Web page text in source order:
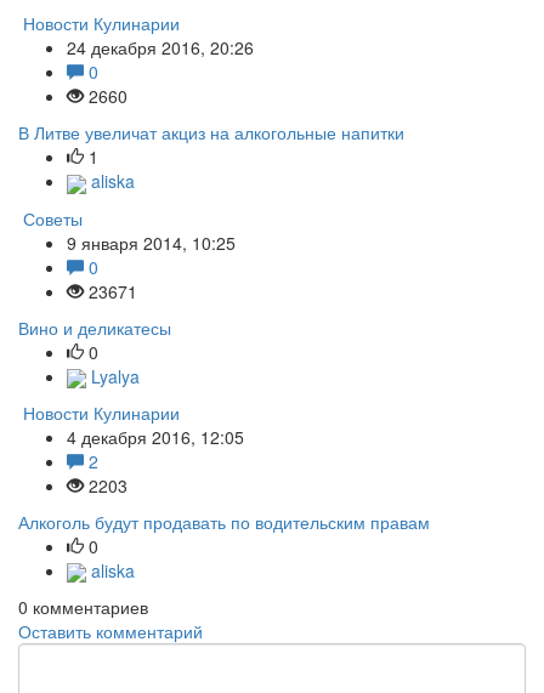
Новости Кулинарии
24 декабря 2016, 20:26
0
2660
В Литве увеличат акциз на алкогольные напитки
1
aliska
Советы
9 января 2014, 10:25
0
23671
Вино и деликатесы
0
Lyalya
Новости Кулинарии
4 декабря 2016, 12:05
2
2203
Алкоголь будут продавать по водительским правам
0
aliska
0 комментариев
Оставить комментарий